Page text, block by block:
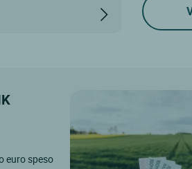
euro speso